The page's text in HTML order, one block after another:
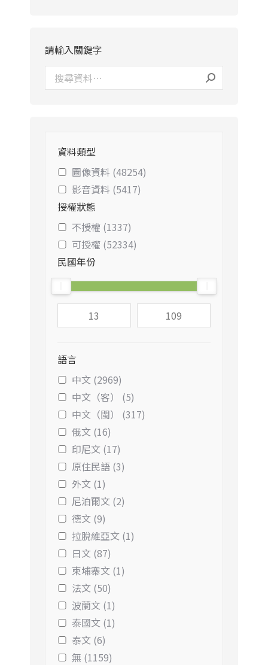
請輸入關鍵字
資料類型
圖像資料 (48254)
影音資料 (5417)
授權狀態
不授權 (1337)
可授權 (52334)
民國年份
語言
中文 (2969)
中文（客） (5)
中文（閩） (317)
俄文 (16)
印尼文 (17)
原住民語 (3)
外文 (1)
尼泊爾文 (2)
德文 (9)
拉脫維亞文 (1)
日文 (87)
柬埔寨文 (1)
法文 (50)
波蘭文 (1)
泰國文 (1)
泰文 (6)
無 (1159)